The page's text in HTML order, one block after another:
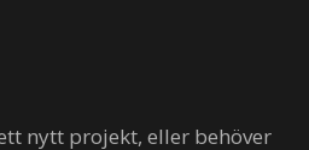
nytt projekt, eller behöver